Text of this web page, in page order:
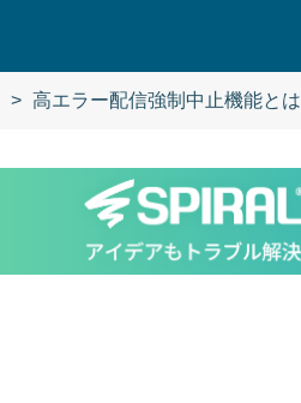
高エラー配信強制中止機能とは